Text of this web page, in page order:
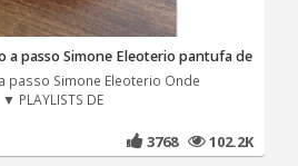
a passo Simone Eleoterio pantufa de
a passo Simone Eleoterio Onde
DE
3768 102.2K